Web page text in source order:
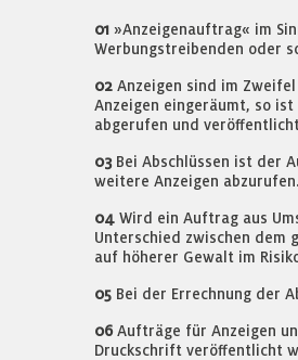
01 »Anzeigenauftrag« im
Werbungstreibenden oder
02 Anzeigen sind im
Anzeigen eingeräumt, so
abgerufen und
03Bei Abschlüssen ist der
weitere Anzeigen abzurufen.
04 Wird ein Auftrag aus
Unterschied zwischen dem
auf höherer Gewalt im
05 Bei der Errechnung der
06 Aufträge für Anzeigen
Druckschrift veröffentlicht